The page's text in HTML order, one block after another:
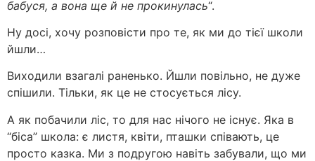
бабуся, а вона ще й не прокинулась“.
Ну досі, хочу розповісти про те, як ми до тієї школи
йшли…
Виходили взагалі раненько. Йшли повільно, не дуже
спішили. Тільки, як це не стосується лісу.
А як побачили ліс, то для нас нічого не існує. Яка в
“біса” школа: є листя, квіти, пташки співають, це
просто казка. Ми з подругою навіть забували, що ми